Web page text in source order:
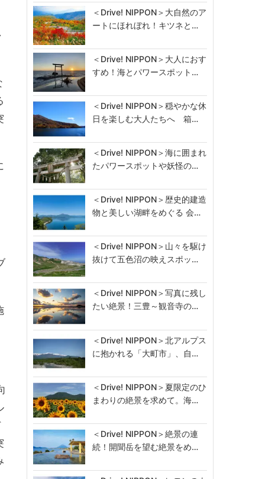
＜Drive! NIPPON＞大自然のア
ートにほれぼれ！キツネと…
＜Drive! NIPPON＞大人におす
すめ！海とパワースポット…
＜Drive! NIPPON＞穏やかな休
日を楽しむ大人たちへ 箱…
＜Drive! NIPPON＞海に囲まれ
たパワースポットや妖怪の…
＜Drive! NIPPON＞歴史的建造
物と美しい湖畔をめぐる 会…
＜Drive! NIPPON＞山々を駆け
抜けて五色沼の映えスポッ…
＜Drive! NIPPON＞写真に残し
たい絶景！三豊～観音寺の…
＜Drive! NIPPON＞北アルプス
に抱かれる「大町市」、自…
＜Drive! NIPPON＞夏限定のひ
まわりの絶景を求めて。海…
＜Drive! NIPPON＞絶景の連
続！開聞岳を望む絶景をめ…